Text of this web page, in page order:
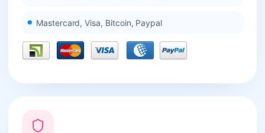
Mastercard, Visa, Bitcoin, Paypal